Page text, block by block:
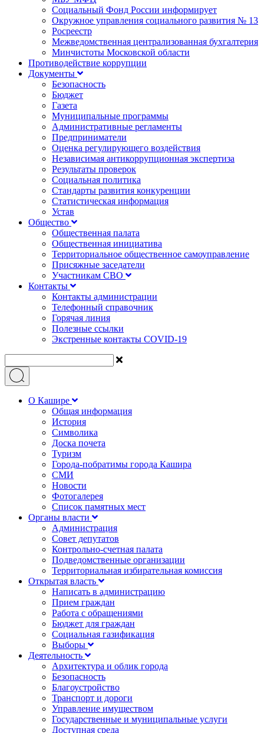
Социальный Фонд России информирует
Окружное управления социального развития № 13
Росреестр
Межведомственная централизованная бухгалтерия
Минчистоты Московской области
Противодействие коррупции
Документы
Безопасность
Бюджет
Газета
Муниципальные программы
Административные регламенты
Предприниматели
Оценка регулирующего воздействия
Независимая антикоррупционная экспертиза
Результаты проверок
Социальная политика
Стандарты развития конкуренции
Статистическая информация
Устав
Общество
Общественная палата
Общественная инициатива
Территориальное общественное самоуправление
Присяжные заседатели
Участникам СВО
Контакты
Контакты администрации
Телефонный справочник
Горячая линия
Полезные ссылки
Экстренные контакты COVID-19
О Кашире
Общая информация
История
Символика
Доска почета
Туризм
Города-побратимы города Кашира
СМИ
Новости
Фотогалерея
Список памятных мест
Органы власти
Администрация
Совет депутатов
Контрольно-счетная палата
Подведомственные организации
Территориальная избирательная комиссия
Открытая власть
Написать в администрацию
Прием граждан
Работа с обращениями
Бюджет для граждан
Социальная газификация
Выборы
Деятельность
Архитектура и облик города
Безопасность
Благоустройство
Транспорт и дороги
Управление имуществом
Государственные и муниципальные услуги
Доступная среда